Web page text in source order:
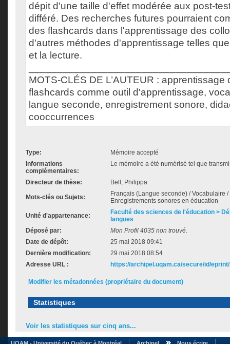
dépit d'une taille d'effet modérée aux post-
différé. Des recherches futures pourraient
des flashcards dans l'apprentissage des
d'autres méthodes d'apprentissage telles
et la lecture.
MOTS-CLÉS DE L’AUTEUR : apprentissage
flashcards comme outil d'apprentissage,
langue seconde, enregistrement sonore,
cooccurrences
Type:
Mémoire accepté
Informations
complémentaires:
Le mémoire a été numérisé tel que
Directeur de thèse: Bell, Philippa
Mots-clés ou Sujets:
Français (Langue seconde) / Vocabulaire
Enregistrements sonores en éducation
Unité d'appartenance:
Faculté des sciences de l'éducation >
langues
Déposé par:
Mon Profil 4035 non trouvé.
Date de dépôt:
25 mai 2018 09:41
Dernière modification:
29 mai 2018 08:54
Adresse URL :
https://archipel.uqam.ca/secure/id/
Modifier les métadonnées (propriétaire du document)
Statistiques
Voir les statistiques sur cinq ans...
UQAM - Université du Québec à Montréal Archipel Nous écrire